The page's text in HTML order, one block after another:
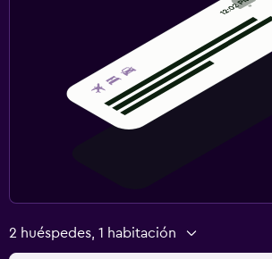
2 huéspedes, 1 habitación